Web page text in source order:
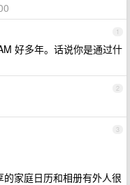
1
好多年。话说你是通过什
2
3
家庭日历和相册有外人很